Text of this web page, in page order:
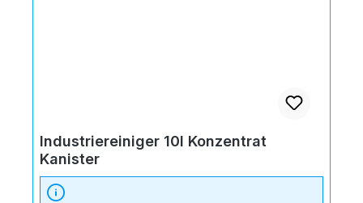
Industriereiniger 10l Konzentrat
Kanister